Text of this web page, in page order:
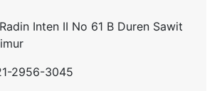
Inten II No 61 B Duren Sawit
2956-3045